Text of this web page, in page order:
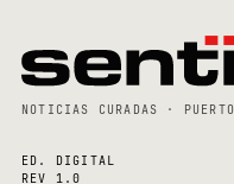
NOTICIAS CURADAS ·
ED. DIGITAL
REV 1.0